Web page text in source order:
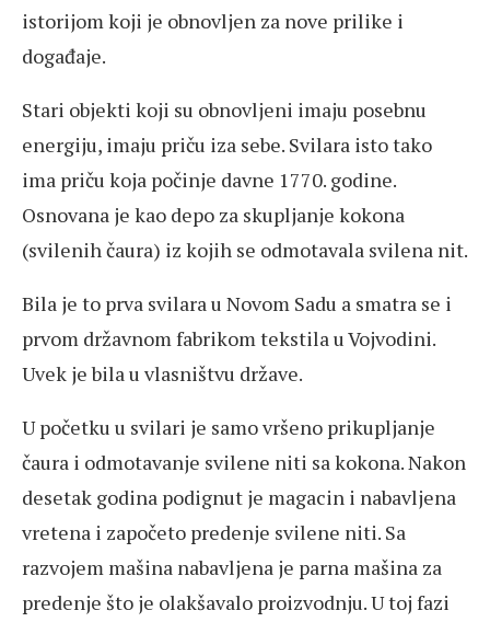
istorijom koji je obnovljen za nove prilike i
događaje.
Stari objekti koji su obnovljeni imaju posebnu
energiju, imaju priču iza sebe. Svilara isto tako
ima priču koja počinje davne 1770. godine.
Osnovana je kao depo za skupljanje kokona
(svilenih čaura) iz kojih se odmotavala svilena nit.
Bila je to prva svilara u Novom Sadu a smatra se i
prvom državnom fabrikom tekstila u Vojvodini.
Uvek je bila u vlasništvu države.
U početku u svilari je samo vršeno prikupljanje
čaura i odmotavanje svilene niti sa kokona. Nakon
desetak godina podignut je magacin i nabavljena
vretena i započeto predenje svilene niti. Sa
razvojem mašina nabavljena je parna mašina za
predenje što je olakšavalo proizvodnju. U toj fazi